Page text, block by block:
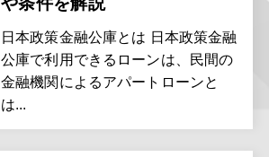
日本政策金融公庫とは 日本政策金融
公庫で利用できるローンは、民間の
金融機関によるアパートローンと
は...